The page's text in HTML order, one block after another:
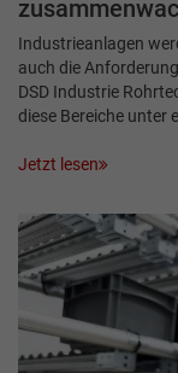
Industrieanlagen
auch die
DSD Industrie
diese Bereiche unter
Jetzt lesen